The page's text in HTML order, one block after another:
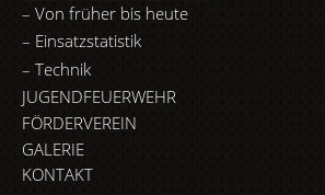
Von früher bis heute
Einsatzstatistik
Technik
JUGENDFEUERWEHR
FÖRDERVEREIN
GALERIE
KONTAKT